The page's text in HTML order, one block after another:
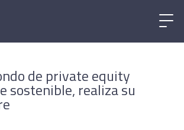
de private equity
sostenible, realiza su